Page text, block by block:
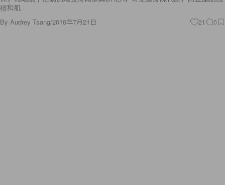
積和肌
By Audrey Tsang/2016年7月21日 21 0